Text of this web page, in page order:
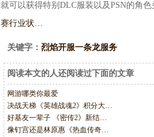
就可以获得特别DLC服装以及PSN的角
赛行业状…
关键字： 烈焰开服一条龙服务
阅读本文的人还阅读过下面的文章
网游哪类你最爱
决战天梯《英雄战魂2》积分大…
好基友一辈子 《密传2》新结…
像钉宫还是林原惠《热血传奇…